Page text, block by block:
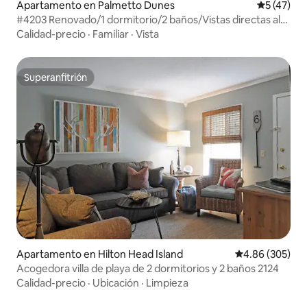
Apartamento en Palmetto Dunes
5 (47)
#4203 Renovado/1 dormitorio/2 baños/Vistas directas al
mar/Sofá cama
Calidad-precio · Familiar · Vista
Superanfitrión
Superanfitrión
Apartamento en Hilton Head Island Calificación
4.86 (305)
Acogedora villa de playa de 2 dormitorios y 2 baños 2124
Calidad-precio · Ubicación · Limpieza